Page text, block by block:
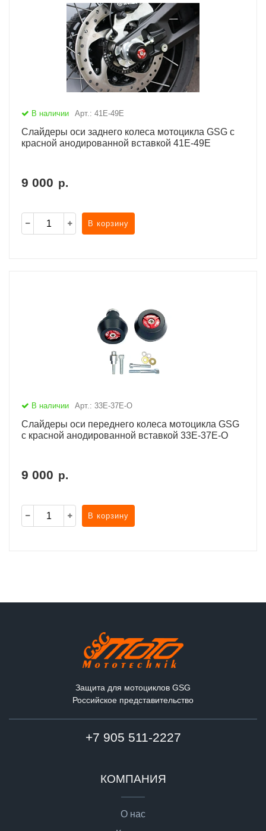
В наличии Арт.: 41E-49E
Слайдеры оси заднего колеса мотоцикла GSG с
красной анодированной вставкой 41E-49E
9 000 р.
В корзину
В наличии Арт.: 33E-37E-O
Слайдеры оси переднего колеса мотоцикла GSG
с красной анодированной вставкой 33E-37E-O
9 000 р.
В корзину
Защита для мотоциклов GSG
Российское представительство
+7 905 511-2227
КОМПАНИЯ
О нас